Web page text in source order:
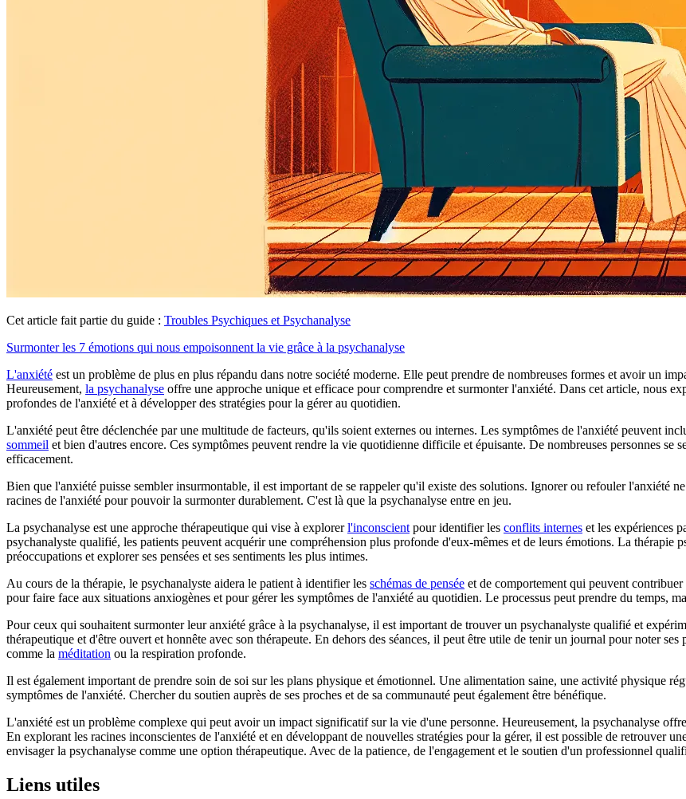
Cet article fait partie du guide : Troubles Psychiques et Psychanalyse
Surmonter les 7 émotions qui nous empoisonnent la vie grâce à la psychanalyse
L'anxiété est un problème de plus en plus répandu dans notre société moderne. Elle peut prendre de nombreuses formes et avoir un
Heureusement, la psychanalyse offre une approche unique et efficace pour comprendre et surmonter l'anxiété. Dans cet article, nous
profondes de l'anxiété et à développer des stratégies pour la gérer au quotidien.
L'anxiété peut être déclenchée par une multitude de facteurs, qu'ils soient externes ou internes. Les symptômes de l'anxiété peuvent
sommeil et bien d'autres encore. Ces symptômes peuvent rendre la vie quotidienne difficile et épuisante. De nombreuses personnes se
efficacement.
Bien que l'anxiété puisse sembler insurmontable, il est important de se rappeler qu'il existe des solutions. Ignorer ou refouler l'anxiété
racines de l'anxiété pour pouvoir la surmonter durablement. C'est là que la psychanalyse entre en jeu.
La psychanalyse est une approche thérapeutique qui vise à explorerl'inconscient pour identifier les conflits internes et les expériences
psychanalyste qualifié, les patients peuvent acquérir une compréhension plus profonde d'eux-mêmes et de leurs émotions. La thérapie
préoccupations et explorer ses pensées et ses sentiments les plus intimes.
Au cours de la thérapie, le psychanalyste aidera le patient à identifier les schémas de pensée et de comportement qui peuvent
pour faire face aux situations anxiogènes et pour gérer les symptômes de l'anxiété au quotidien. Le processus peut prendre du temps,
Pour ceux qui souhaitent surmonter leur anxiété grâce à la psychanalyse, il est important de trouver un psychanalyste qualifié et
thérapeutique et d'être ouvert et honnête avec son thérapeute. En dehors des séances, il peut être utile de tenir un journal pour noter
comme la méditation ou la respiration profonde.
Il est également important de prendre soin de soi sur les plans physique et émotionnel. Une alimentation saine, une activité physique
symptômes de l'anxiété. Chercher du soutien auprès de ses proches et de sa communauté peut également être bénéfique.
L'anxiété est un problème complexe qui peut avoir un impact significatif sur la vie d'une personne. Heureusement, la psychanalyse
En explorant les racines inconscientes de l'anxiété et en développant de nouvelles stratégies pour la gérer, il est possible de retrouver
envisager la psychanalyse comme une option thérapeutique. Avec de la patience, de l'engagement et le soutien d'un professionnel
Liens utiles